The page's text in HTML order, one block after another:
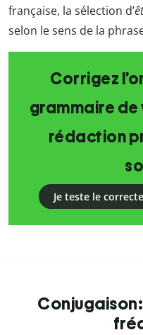
française, la sélection d’
selon le sens de la
Corrigez
grammaire de
rédaction
Je teste le